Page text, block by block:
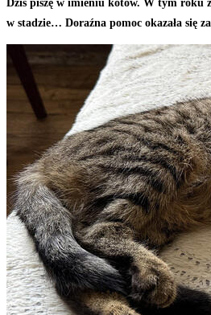
Dziś piszę w imieniu kotów. W tym roku
w stadzie… Doraźna pomoc okazała się za